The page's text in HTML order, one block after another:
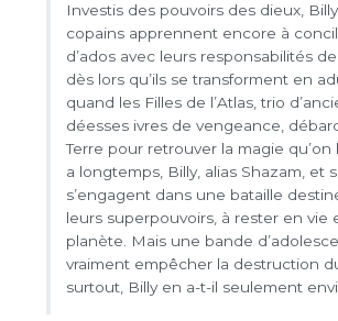
Investis des pouvoirs des dieux,
copains apprennent encore à
d’ados avec leurs responsabilités
dès lors qu’ils se transforment en
quand les Filles de l’Atlas, trio
déesses ivres de vengeance,
Terre pour retrouver la magie qu’on
a longtemps, Billy, alias Shazam, et
s’engagent dans une bataille
leurs superpouvoirs, à rester en vie
planète. Mais une bande
vraiment empêcher la destruction
surtout, Billy en a-t-il seulement